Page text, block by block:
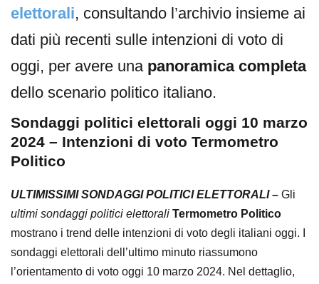
elettorali, consultando l’archivio insieme ai
dati più recenti sulle intenzioni di voto di
oggi, per avere una panoramica completa
dello scenario politico italiano.
Sondaggi politici elettorali oggi 10 marzo
2024 – Intenzioni di voto Termometro
Politico
ULTIMISSIMI SONDAGGI POLITICI ELETTORALI– Gli
ultimi sondaggi politici elettorali Termometro Politico
mostrano i trend delle intenzioni di voto degli italiani oggi. I
sondaggi elettorali dell’ultimo minuto riassumono
l’orientamento di voto oggi 10 marzo 2024. Nel dettaglio,